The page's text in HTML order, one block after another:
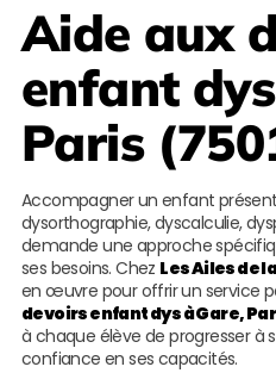
Aide aux
enfant
Paris
Accompagner un enfant
dysorthographie, dyscalculie,
demande une approche
ses besoins. Chez Les Ailes de
en œuvre pour offrir un service
devoirs enfant dys à Gare,
à chaque élève de progresser à
confiance en ses capacités.